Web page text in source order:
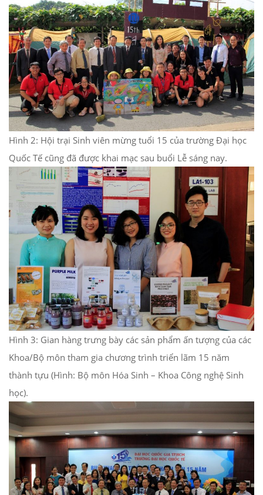
Hình 2: Hội trại Sinh viên mừng tuổi 15 của trường Đại học
Quốc Tế cũng đã được khai mạc sau buổi Lễ sáng nay.
Hình 3: Gian hàng trưng bày các sản phẩm ấn tượng của các
Khoa/Bộ môn tham gia chương trình triển lãm 15 năm
thành tựu (Hình: Bộ môn Hóa Sinh – Khoa Công nghệ Sinh
học).